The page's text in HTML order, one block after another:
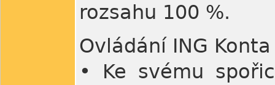
rozsahu 100 %.
Ovládání ING Konta
• Ke svému